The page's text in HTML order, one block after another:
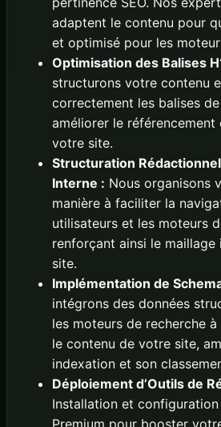
adaptent le contenu pour
et optimisé pour les
Optimisation des Balises
structurons votre contenu
correctement les balises
améliorer le
votre site.
Structuration
Interne : Nous organisons
manière à faciliter la
utilisateurs et les moteurs
renforçant ainsi le
site.
Implémentation de
intégrons des données
les moteurs de recherche
le contenu de votre site,
indexation et son
Déploiement d’Outils de
Installation et